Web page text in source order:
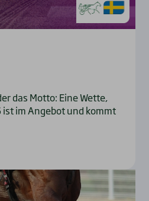
das Motto: Eine Wette,
im Angebot und kommt